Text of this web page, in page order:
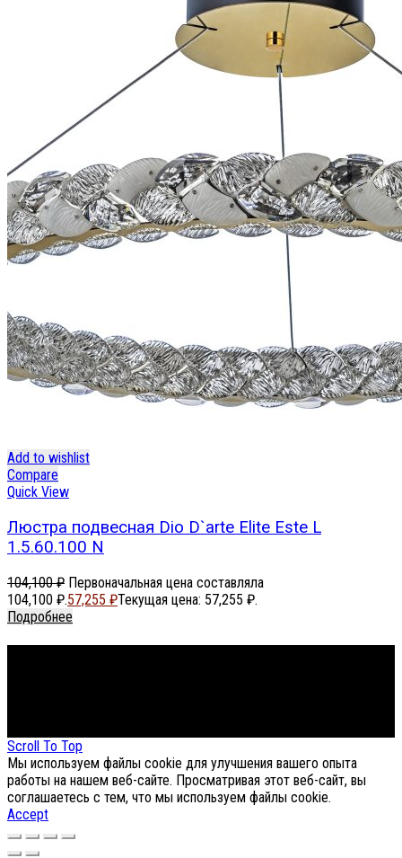
Add to wishlist
Compare
Quick View
Люстра подвесная Dio D`arte Elite Este L
1.5.60.100 N
104,100₽ Первоначальная цена составляла
104,100 ₽.57,255 ₽Текущая цена: 57,255 ₽.
Подробнее
Scroll To Top
Мы используем файлы cookie для улучшения вашего опыта
работы на нашем веб-сайте. Просматривая этот веб-сайт, вы
соглашаетесь с тем, что мы используем файлы cookie.
Accept